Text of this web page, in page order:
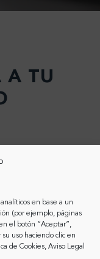
en base a un
(por ejemplo, páginas
el botón “Aceptar”,
uso haciendo clic en
de Cookies, Aviso Legal
A TU
CORPORATIVOS